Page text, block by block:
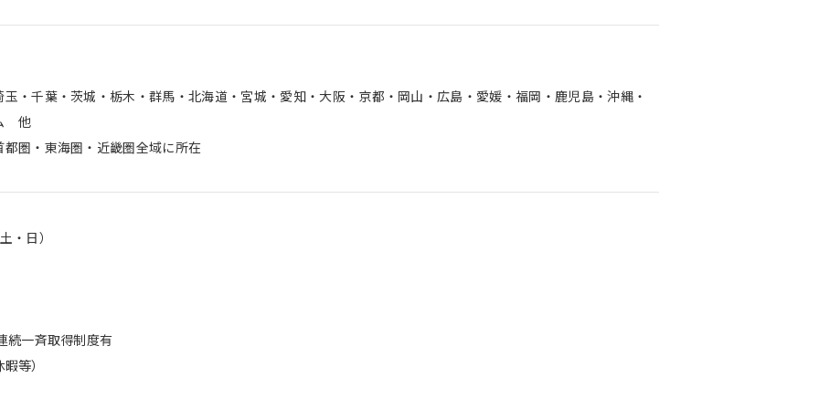
・千葉・茨城・栃木・群馬・北海道・宮城・愛知・大阪・京都・岡山・広島・愛媛・福岡・鹿児島・沖縄・
他
圏・東海圏・近畿圏全域に所在
・日）
一斉取得制度有
等）